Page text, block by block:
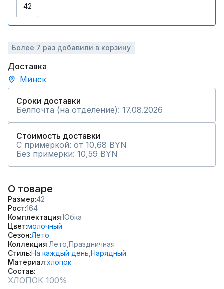
42
Более 7 раз добавили в корзину
Доставка
Минск
Сроки доставки
Белпочта (на отделение): 17.08.2026
Стоимость доставки
С примеркой: от 10,68 BYN
Без примерки: 10,59 BYN
О товаре
Размер 42
Рост 164
Комплектация Юбка
Цвет молочный
Сезон Лето
Коллекция Лето, Праздничная
СтильНа каждый день, Нарядный
Материал хлопок
Состав
ХЛОПОК 100%